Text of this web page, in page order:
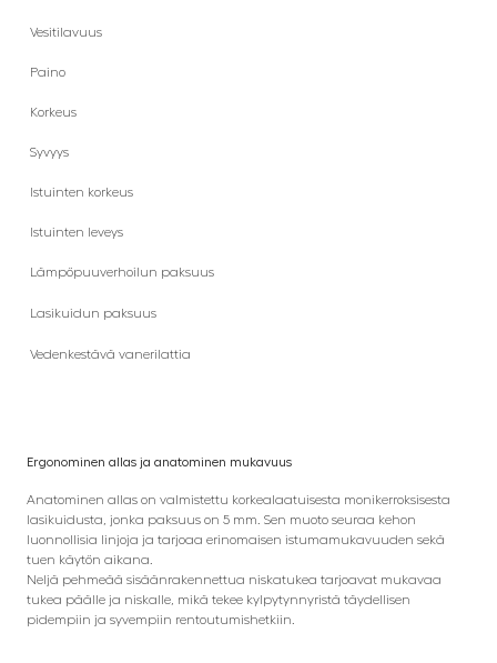
Vesitilavuus
Paino
Korkeus
Syvyys
Istuinten korkeus
Istuinten leveys
Lämpöpuuverhoilun paksuus
Lasikuidun paksuus
Vedenkestävä vanerilattia
Ergonominen allas ja anatominen mukavuus
Anatominen allas on valmistettu korkealaatuisesta monikerroksisesta
lasikuidusta, jonka paksuus on 5 mm. Sen muoto seuraa kehon
luonnollisia linjoja ja tarjoaa erinomaisen istumamukavuuden sekä
tuen käytön aikana.
Neljä pehmeää sisäänrakennettua niskatukea tarjoavat mukavaa
tukea päälle ja niskalle, mikä tekee kylpytynnyristä täydellisen
pidempiin ja syvempiin rentoutumishetkiin.